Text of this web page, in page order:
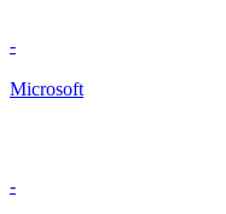
-
Microsoft
-